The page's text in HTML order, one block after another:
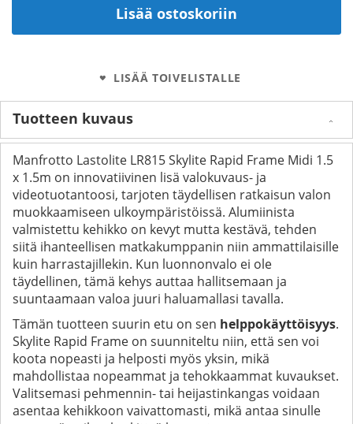
Lisää ostoskoriin
LISÄÄ TOIVELISTALLE
Tuotteen kuvaus
Manfrotto Lastolite LR815 Skylite Rapid Frame Midi 1.5
x 1.5m on innovatiivinen lisä valokuvaus- ja
videotuotantoosi, tarjoten täydellisen ratkaisun valon
muokkaamiseen ulkoympäristöissä. Alumiinista
valmistettu kehikko on kevyt mutta kestävä, tehden
siitä ihanteellisen matkakumppanin niin ammattilaisille
kuin harrastajillekin. Kun luonnonvalo ei ole
täydellinen, tämä kehys auttaa hallitsemaan ja
suuntaamaan valoa juuri haluamallasi tavalla.
Tämän tuotteen suurin etu on sen helppokäyttöisyys.
Skylite Rapid Frame on suunniteltu niin, että sen voi
koota nopeasti ja helposti myös yksin, mikä
mahdollistaa nopeammat ja tehokkaammat kuvaukset.
Valitsemasi pehmennin- tai heijastinkangas voidaan
asentaa kehikkoon vaivattomasti, mikä antaa sinulle